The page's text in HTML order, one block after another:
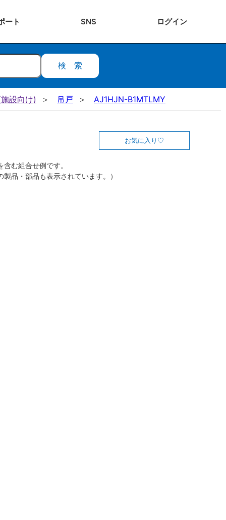
ート SNS ログイン
検索
設向け) 吊戸 AJ1HJN-B1MTLMY
お気に入り
む組合せ例です。
製品・部品も表示されています。）